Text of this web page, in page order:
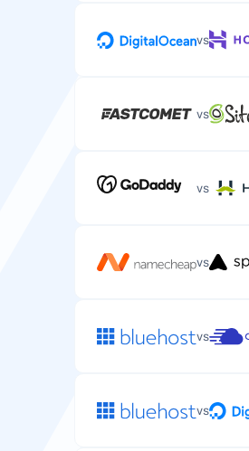
vs
vs
vs
vs
vs
vs